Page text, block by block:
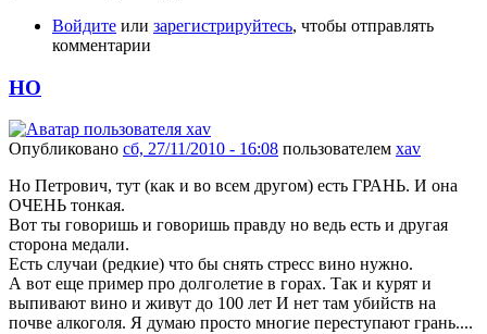
Войдите или зарегистрируйтесь, чтобы отправлять
комментарии
НО
Опубликовано сб, 27/11/2010 - 16:08 пользователем xav
Но Петрович, тут (как и во всем другом) есть ГРАНЬ. И она
ОЧЕНЬ тонкая.
Вот ты говоришь и говоришь правду но ведь есть и другая
сторона медали.
Есть случаи (редкие) что бы снять стресс вино нужно.
А вот еще пример про долголетие в горах. Так и курят и
выпивают вино и живут до 100 лет И нет там убийств на
почве алкоголя. Я думаю просто многие переступают грань....